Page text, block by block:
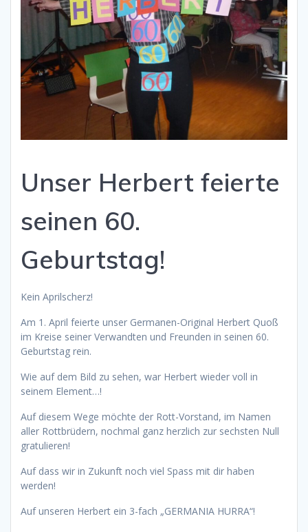
Unser Herbert feierte
seinen 60.
Geburtstag!
Kein Aprilscherz!
Am 1. April feierte unser Germanen-Original Herbert Quoß
im Kreise seiner Verwandten und Freunden in seinen 60.
Geburtstag rein.
Wie auf dem Bild zu sehen, war Herbert wieder voll in
seinem Element…!
Auf diesem Wege möchte der Rott-Vorstand, im Namen
aller Rottbrüdern, nochmal ganz herzlich zur sechsten Null
gratulieren!
Auf dass wir in Zukunft noch viel Spass mit dir haben
werden!
Auf unseren Herbert ein 3-fach „GERMANIA HURRA“!